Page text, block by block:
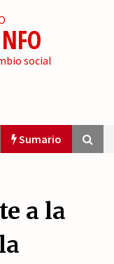
social
Sumario
y los
a la